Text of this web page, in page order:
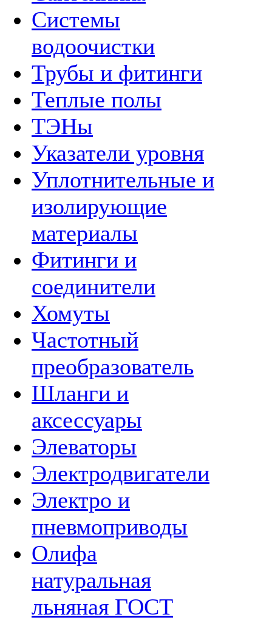
Системы
водоочистки
Трубы и фитинги
Теплые полы
ТЭНы
Указатели уровня
Уплотнительные и
изолирующие
материалы
Фитинги и
соединители
Хомуты
Частотный
преобразователь
Шланги и
аксессуары
Элеваторы
Электродвигатели
Электро и
пневмоприводы
Олифа
натуральная
льняная ГОСТ